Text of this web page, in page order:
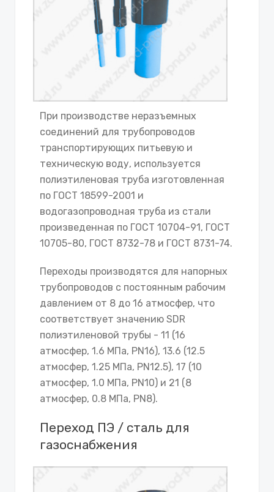
При производстве неразъемных
соединений для трубопроводов
транспортирующих питьевую и
техническую воду, используется
полиэтиленовая труба изготовленная
по ГОСТ 18599-2001 и
водогазопроводная труба из стали
произведенная по ГОСТ 10704-91, ГОСТ
10705-80, ГОСТ 8732-78 и ГОСТ 8731-74.
Переходы производятся для напорных
трубопроводов с постоянным рабочим
давлением от 8 до 16 атмосфер, что
соответствует значению SDR
полиэтиленовой трубы - 11 (16
атмосфер, 1.6 МПа, PN16), 13.6 (12.5
атмосфер, 1.25 МПа, PN12.5), 17 (10
атмосфер, 1.0 МПа, PN10) и 21 (8
атмосфер, 0.8 МПа, PN8).
Переход ПЭ / сталь для
газоснабжения